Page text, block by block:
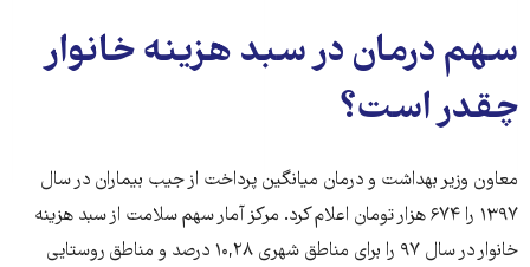
سهم درمان در سبد هزینه خانوار
چقدر است؟
معاون وزیر بهداشت و درمان میانگین پرداخت از جیب بیماران در سال
۱۳۹۷ را ۶۷۴ هزار تومان اعلام کرد. مرکز آمار سهم سلامت از سبد هزینه
خانوار در سال ۹۷ را برای مناطق شهری ۱۰,۲۸ درصد و مناطق روستایی